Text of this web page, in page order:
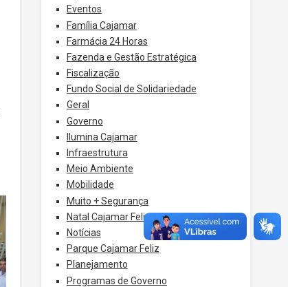
Eventos
Família Cajamar
Farmácia 24 Horas
Fazenda e Gestão Estratégica
Fiscalização
Fundo Social de Solidariedade
Geral
Governo
Ilumina Cajamar
Infraestrutura
Meio Ambiente
Mobilidade
Muito + Segurança
Natal Cajamar Feliz
Notícias
Parque Cajamar Feliz
Planejamento
Programas de Governo